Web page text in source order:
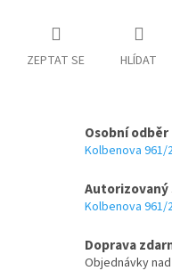
ZEPTAT SE HLÍDAT
Osobní
Kolbenova 961/
Autorizovaný
Kolbenova 961/
Doprava
Objednávky